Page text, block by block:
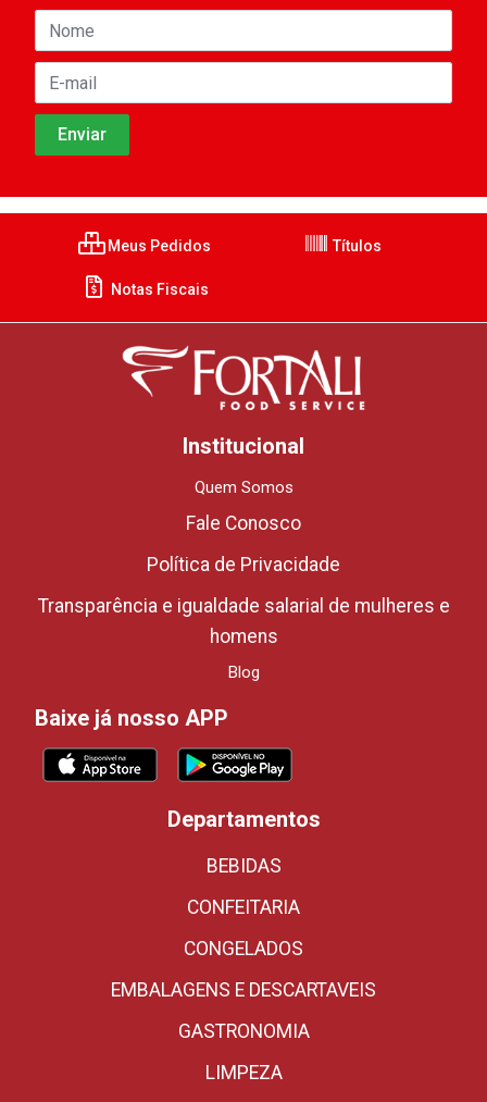
Meus Pedidos Títulos
Notas Fiscais
Institucional
Quem Somos
Fale Conosco
Política de Privacidade
Transparência e igualdade salarial de mulheres e
homens
Blog
Baixe já nosso APP
Departamentos
BEBIDAS
CONFEITARIA
CONGELADOS
EMBALAGENS E DESCARTAVEIS
GASTRONOMIA
LIMPEZA